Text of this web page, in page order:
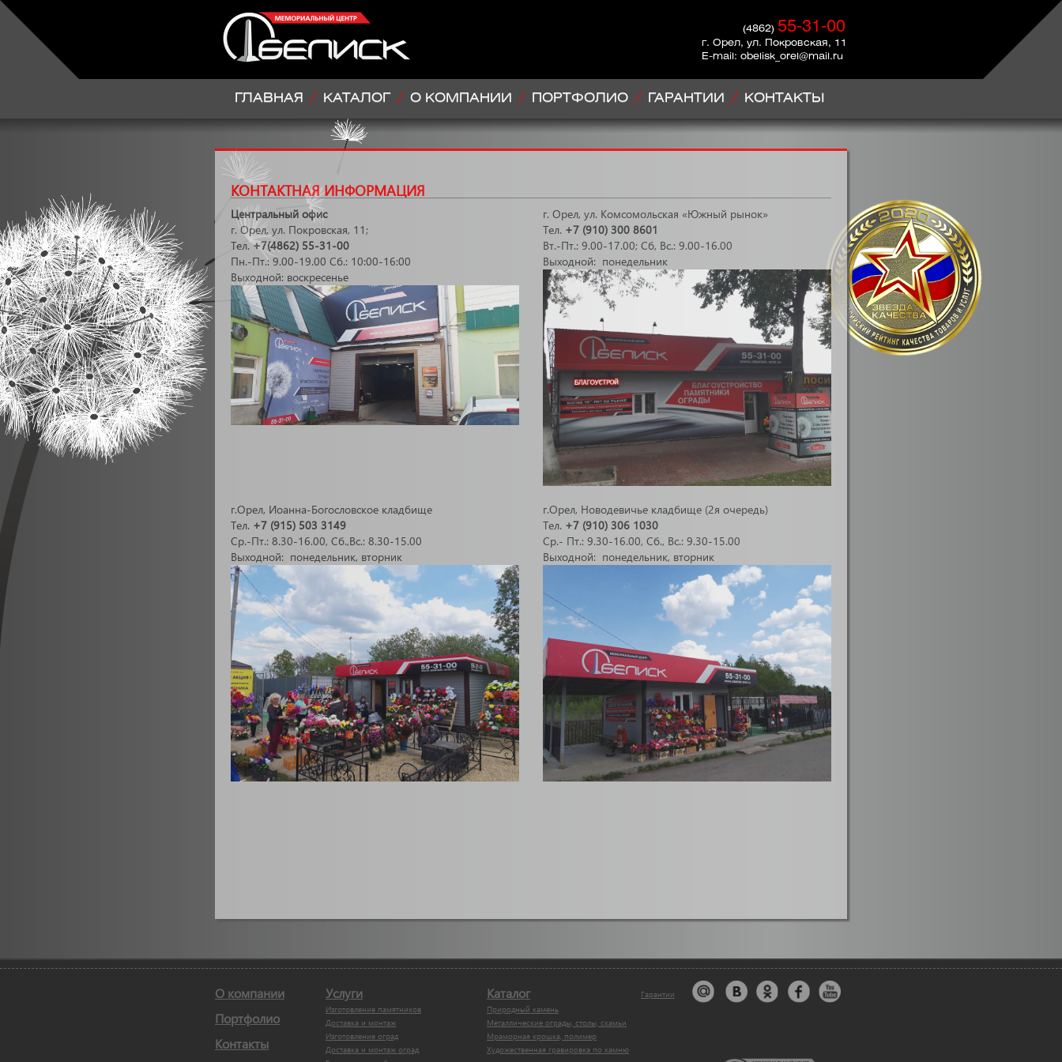
(4862) 55-31-00
г. Орел, ул. Покровская, 11
E-mail: obelisk_orel@mail.ru
ГЛАВНАЯ КАТАЛОГ О КОМПАНИИ ПОРТФОЛИО ГАРАНТИИ КОНТАКТЫ
КОНТАКТНАЯ ИНФОРМАЦИЯ
Центральный офис
г. Орел, ул. Покровская, 11;
Тел.+7(4862) 55-31-00
Пн.-Пт.: 9.00-19.00 Сб.: 10:00-16:00
Выходной: воскресенье
г. Орел, ул. Комсомольская «Южный рынок»
Тел. +7 (910) 300 8601
Вт.-Пт.: 9.00-17.00; Сб, Вс.: 9.00-16.00
Выходной: понедельник
г.Орел, Иоанна-Богословское кладбище
Тел. +7 (915) 503 3149
Ср.-Пт.: 8.30-16.00, Сб.,Вс.: 8.30-15.00
Выходной: понедельник, вторник
г.Орел, Новодевичье кладбище (2я очередь)
Тел. +7 (910) 306 1030
Ср.- Пт.: 9.30-16.00, Сб., Вс.: 9.30-15.00
Выходной: понедельник, вторник
О компании
Портфолио
Контакты
Услуги
Изготовление памятников
Доставка и монтаж
Изготовление оград
Доставка и монтаж оград
Каталог
Природный камень
Металлические ограды, столы, скамьи
Мраморная крошка, полимер
Художественная гравировка по камню
Гарантии